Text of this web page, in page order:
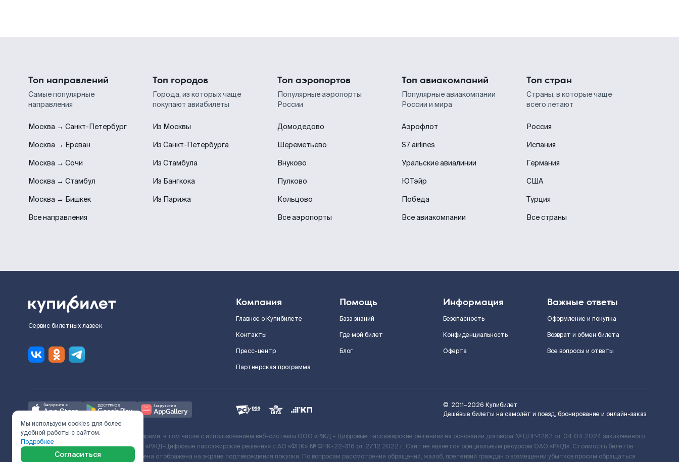
Топ направлений
Самые популярные
направления
Москва → Санкт-Петербург
Москва → Ереван
Москва → Сочи
Москва → Стамбул
Москва → Бишкек
Все направления
Топ городов
Города, из которых чаще
покупают авиабилеты
Из Москвы
Из Санкт-Петербурга
Из Стамбула
Из Бангкока
Из Парижа
Топ аэропортов
Популярные аэропорты
России
Домодедово
Шереметьево
Внуково
Пулково
Кольцово
Все аэропорты
Топ авиакомпаний
Популярные авиакомпании
России и мира
Аэрофлот
S7 airlines
Уральские авиалинии
ЮТэйр
Победа
Все авиакомпании
Топ стран
Страны, в которые чаще
всего летают
Россия
Испания
Германия
США
Турция
Все страны
Сервис билетных лазеек
Компания
Главное о Купибилете
Контакты
Пресс-центр
Партнерская программа
Помощь
База знаний
Где мой билет
Блог
Информация
Безопасность
Конфиденциальность
Оферта
Важные ответы
Оформление и покупка
Возврат и обмен билета
Все вопросы и ответы
© 2011–2026 Купибилет
Дешёвые билеты на самолёт и поезд, бронирование и онлайн-заказ
Ж/Д билеты предоставляются партнёрами, в том числе с использованием веб-системы ООО «РЖД – Цифровые пассажирские решения» на основании договора № ЦПР-1282 от 04.04.2024 заключенного
с Поставщиком услуг и Договора ООО «РЖД-Цифровые пассажирские решения» c АО «ФПК» № ФПК-22-316 от 27.12.2022 г. Сайт не является официальным ресурсом ОАО «РЖД». Стоимость билетов
включает сервисный сбор. Итоговая цена отображена на экране подтверждения покупки. По вопросам рассмотрения обращений, жалоб, претензий граждан о возмещении убытков просим обращаться
Мы используем cookies для более
удобной работы с сайтом.
Подробнее
Согласиться